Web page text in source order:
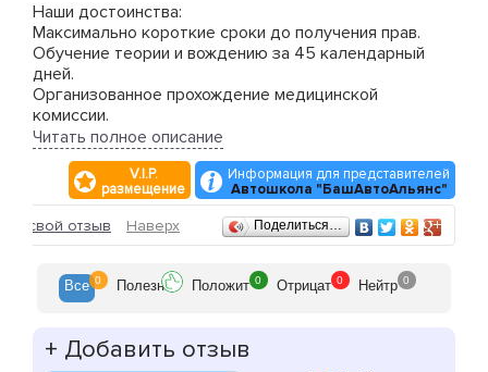
Наши достоинства:
Максимально короткие сроки до получения прав.
Обучение теории и вождению за 45 календарный
дней.
Организованное прохождение медицинской
комиссии.
Современный теоретический класс по теории.
Повышение навыков вождения, до и после окончания
автошколы.
Читать полное описание
V.I.P.
размещение
Информация для представителей
Автошкола "БашАвтоАльянс"
Отзывы
свой отзыв Наверх Поделиться…
Все 0 Полезн Положит 0 Отрицат 0 Нейтр 0
+ Добавить отзыв